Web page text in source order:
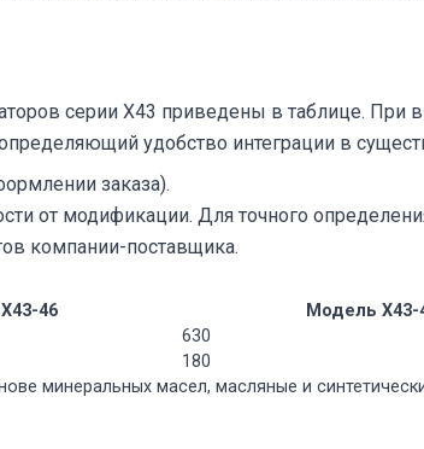
серии Х43 приведены в таблице.
удобство интеграции в
заказа).
от модификации. Для точного
компании-поставщика.
46
Модель Х43-
630
180
минеральных масел, масляные и